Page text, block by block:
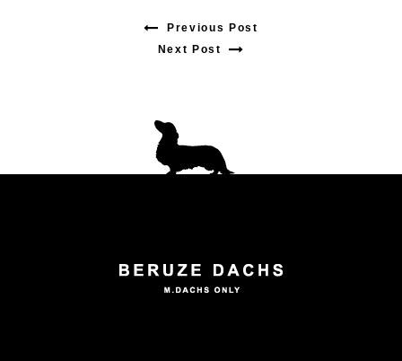
Previous Post
Next Post